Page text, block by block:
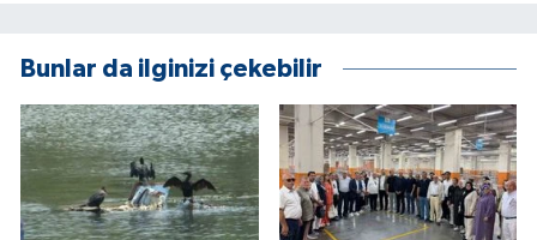
Bunlar da ilginizi çekebilir
SİYASET
SPOR HABERLERİ
TEKNOLOJİ